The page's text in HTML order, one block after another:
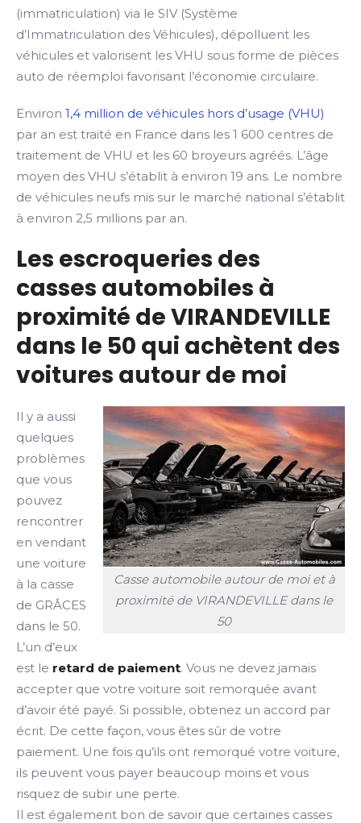
(immatriculation) via le SIV (Système
d’Immatriculation des Véhicules), dépolluent les
véhicules et valorisent les VHU sous forme de pièces
auto de réemploi favorisant l’économie circulaire.
Environ 1,4 million de véhicules hors d’usage (VHU)
par an est traité en France dans les 1 600 centres de
traitement de VHU et les 60 broyeurs agréés. L’âge
moyen des VHU s’établit à environ 19 ans. Le nombre
de véhicules neufs mis sur le marché national s’établit
à environ 2,5 millions par an.
Les escroqueries des
casses automobiles à
proximité de VIRANDEVILLE
dans le 50 qui achètent des
voitures autour de moi
Casse automobile autour de moi et à
proximité de VIRANDEVILLE dans le
50
Il y a aussi
quelques
problèmes
que vous
pouvez
rencontrer
en vendant
une voiture
à la casse
de GRÂCES
dans le 50.
L’un d’eux
est le retard de paiement. Vous ne devez jamais
accepter que votre voiture soit remorquée avant
d’avoir été payé. Si possible, obtenez un accord par
écrit. De cette façon, vous êtes sûr de votre
paiement. Une fois qu’ils ont remorqué votre voiture,
ils peuvent vous payer beaucoup moins et vous
risquez de subir une perte.
Il est également bon de savoir que certaines casses